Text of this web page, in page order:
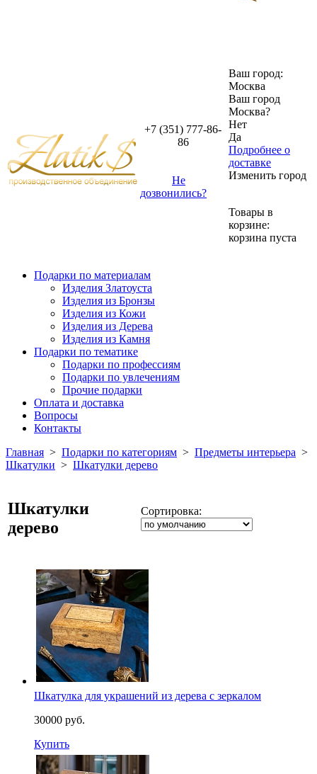
+7 (351) 777-86-
86
Не
дозвонились?
Ваш город:
Москва
Ваш город
Москва?
Нет
Да
Подробнее о
доставке
Изменить город
Товары в
корзине:
корзина пуста
Подарки по материалам
Изделия Златоуста
Изделия из Бронзы
Изделия из Кожи
Изделия из Дерева
Изделия из Камня
Подарки по тематике
Подарки по профессиям
Подарки по увлечениям
Прочие подарки
Оплата и доставка
Вопросы
Контакты
Главная > Подарки по категориям > Предметы интерьера >
Шкатулки > Шкатулки дерево
Шкатулки
дерево
Сортировка:
Шкатулка для украшений из дерева с зеркалом
30000 руб.
Купить